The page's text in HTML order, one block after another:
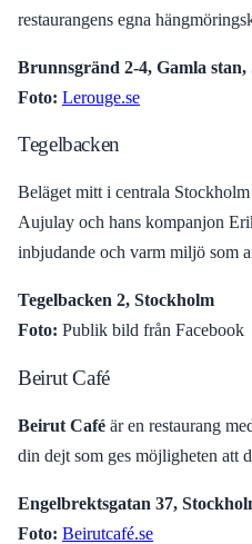
restaurangens egna
Brunnsgränd 2-4, Gamla stan,
Foto: Lerouge.se
Tegelbacken
Beläget mitt i centrala
Aujulay och hans kompanjon
inbjudande och varm miljö som
Tegelbacken 2, Stockholm
Foto: Publik bild från Facebook
Beirut Café
Beirut Café är en restaurang
din dejt som ges möjligheten att
Engelbrektsgatan 37,
Foto: Beirutcafé.se